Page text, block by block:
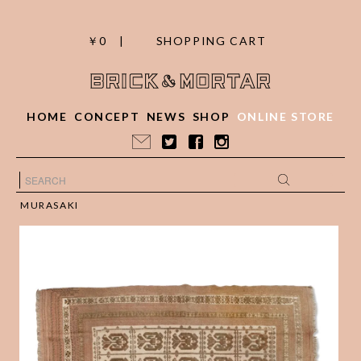
￥0 | SHOPPING CART
HOME CONCEPT NEWS SHOP ONLINE STORE
MURASAKI